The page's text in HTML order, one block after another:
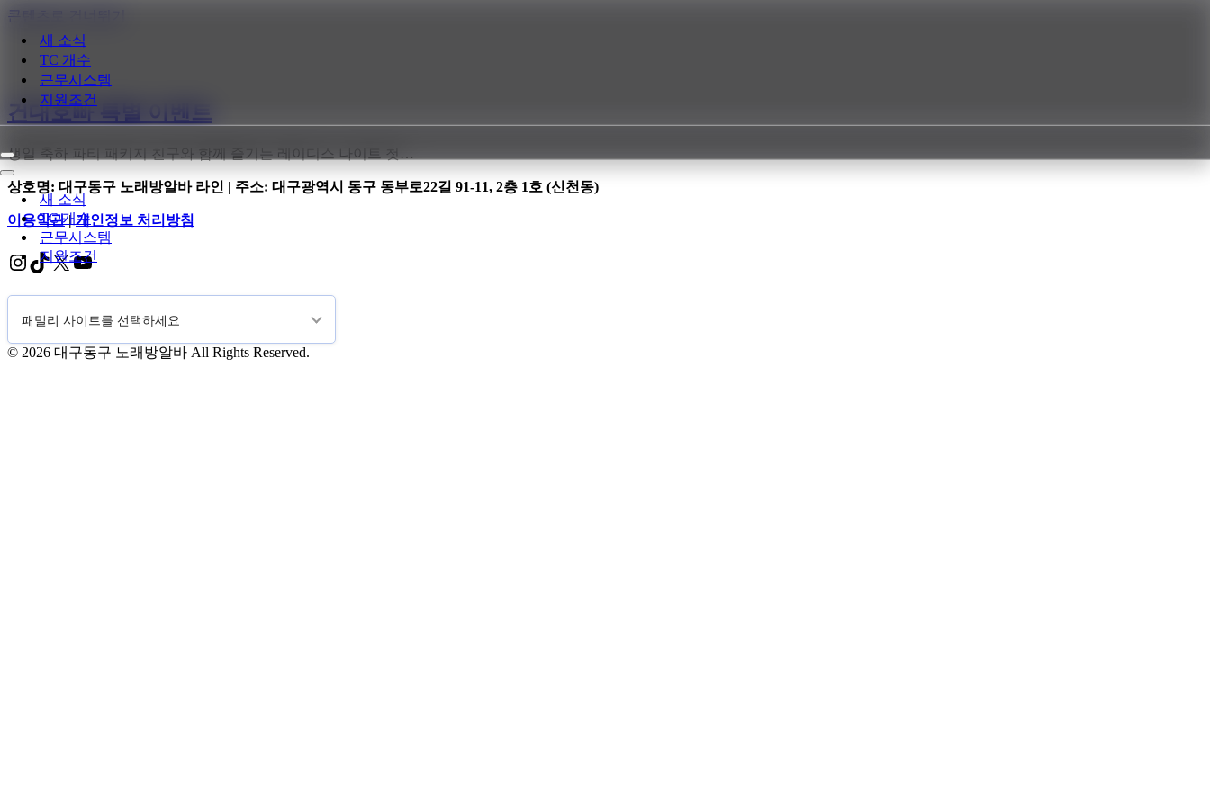
콘텐츠로 건너뛰기
새 소식
TC 개수
근무시스템
지원조건
내
비
게
션
뉴
내
비
게
이
메
새 소식
TC 개수
근무시스템
지원조건
건대호빠 특별 이벤트
생일 축하 파티 패키지 친구와 함께 즐기는 레이디스 나이트 첫…
상호명: 대구동구 노래방알바 라인 | 주소: 대구광역시 동구 동부로22길 91-11, 2층 1호 (신천동)
이용약관|개인정보 처리방침
Instagram
TikTok
X YouTube
© 2026 대구동구 노래방알바 All Rights Reserved.